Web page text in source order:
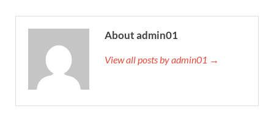
About admin01
View all posts by admin01 →